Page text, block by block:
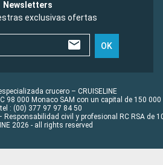
Newsletters
exclusivas ofertas
OK
crucero – CRUISELINE
98 000 Monaco SAM con un capital de 150 000
: (00) 377 97 97 84 50
civil y profesional RC RSA de
2026 - all rights reserved